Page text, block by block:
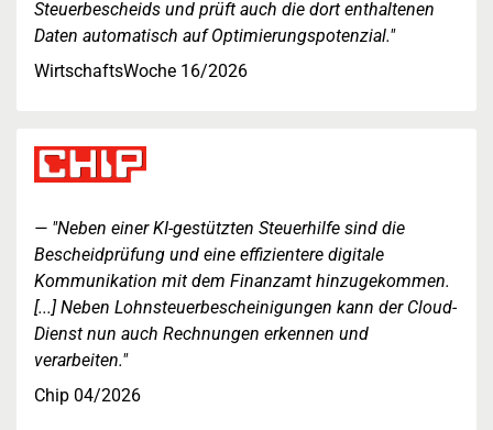
Steuerbescheids und prüft auch die dort enthaltenen
Daten automatisch auf Optimierungspotenzial."
WirtschaftsWoche 16/2026
"Neben einer KI-gestützten Steuerhilfe sind die
Bescheidprüfung und eine effizientere digitale
Kommunikation mit dem Finanzamt hinzugekommen.
[...] Neben Lohnsteuerbescheinigungen kann der Cloud-
Dienst nun auch Rechnungen erkennen und
verarbeiten."
Chip 04/2026